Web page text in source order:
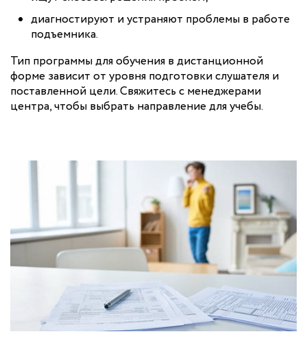
диагностируют и устраняют проблемы в работе
подъемника.
Тип программы для обучения в дистанционной
форме зависит от уровня подготовки слушателя и
поставленной цели. Свяжитесь с менеджерами
центра, чтобы выбрать направление для учебы.